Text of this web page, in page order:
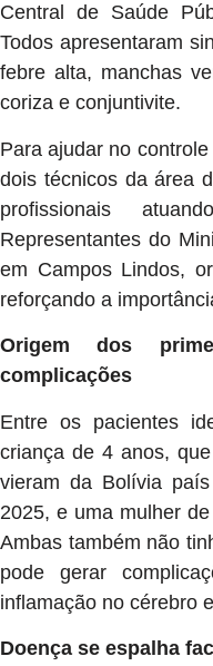
Central de Saúde
Todos apresentaram
febre alta, manchas
coriza e conjuntivite.
Para ajudar no
dois técnicos da área
profissionais
Representantes do
em Campos Lindos,
reforçando a
Origem dos
complicações
Entre os pacientes
criança de 4 anos,
vieram da Bolívia
2025, e uma mulher
Ambas também não
pode gerar
inflamação no cérebro
Doença se espalha